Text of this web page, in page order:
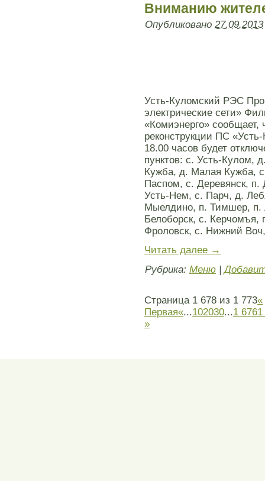
Вниманию
Опубликовано 27.09.2013
Усть-Куломский РЭС
электрические сети»
«Комиэнерго» сообщает,
реконструкции ПС
18.00 часов будет
пунктов: с. Усть-Кулом,
Кужба, д. Малая Кужба,
Паспом, с. Деревянск,
Усть-Нем, с. Парч, д.
Мыелдино, п. Тимшер, п.
Белоборск, с. Керчомъя,
Фроловск, с. Нижний
Читать далее →
Рубрика: Меню |
Страница 1 678 из 1 773«
Первая«...102030...1 6761
»